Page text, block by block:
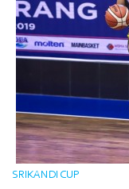
SRIKANDI CUP